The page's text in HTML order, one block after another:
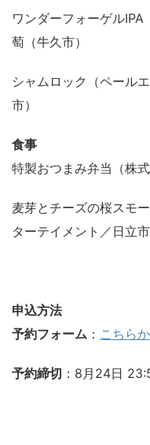
ワンダーフォーゲル
萄（牛久市）
シャムロック（ペール
市）
食事
特製おつまみ弁当（株
麦芽とチーズの桜スモ
ターテイメント／日立市
申込方法
予約フォーム ： こちら
予約締切 ：8月24日